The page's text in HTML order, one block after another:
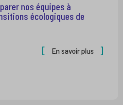
nos équipes à
écologiques de
En savoir plus